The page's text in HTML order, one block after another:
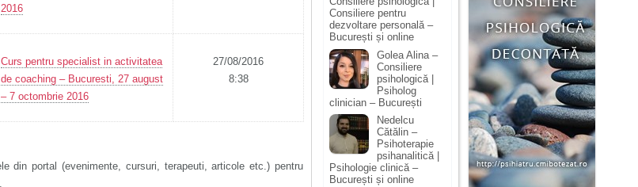
2016
Curs pentru specialist in activitatea
de coaching – Bucuresti, 27 august
– 7 octombrie 2016
27/08/2016
8:38
din portal (evenimente, cursuri, terapeuti, articole etc.) pentru
.
Consiliere pentru
dezvoltare personală –
București și online
Golea Alina –
Consiliere
psihologică |
Psiholog
clinician – București
Nedelcu
Cătălin –
Psihoterapie
psihanalitică |
Psihologie clinică –
București și online